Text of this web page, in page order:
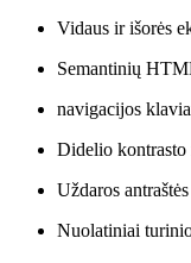
Vidaus ir išorės
Semantinių
navigacijos
Didelio
Uždaros
Nuolatiniai